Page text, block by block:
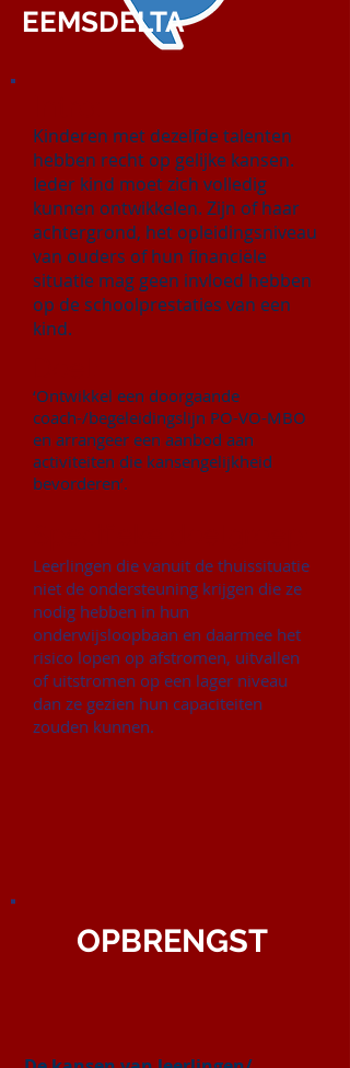
EEMSDELTA
Kinderen met dezelfde talenten
hebben recht op gelijke kansen.
Ieder kind moet zich volledig
kunnen ontwikkelen. Zijn of haar
achtergrond, het opleidingsniveau
van ouders of hun financiële
situatie mag geen invloed hebben
op de schoolprestaties van een
kind.
‘Ontwikkel een doorgaande
coach-/begeleidingslijn PO-VO-MBO
en arrangeer een aanbod aan
activiteiten die kansengelijkheid
bevorderen’.
Leerlingen die vanuit de thuissituatie
niet de ondersteuning krijgen die ze
nodig hebben in hun
onderwijsloopbaan en daarmee het
risico lopen op afstromen, uitvallen
of uitstromen op een lager niveau
dan ze gezien hun capaciteiten
zouden kunnen.
OPBRENGST